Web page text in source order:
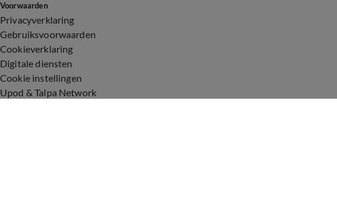
Voorwaarden
Privacyverklaring
Gebruiksvoorwaarden
Cookieverklaring
Digitale diensten
Cookie instellingen
Upod & Talpa Network